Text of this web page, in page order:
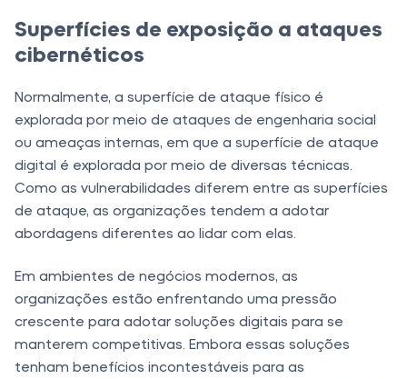
Superfícies de exposição a ataques
cibernéticos
Normalmente, a superfície de ataque físico é
explorada por meio de ataques de engenharia social
ou ameaças internas, em que a superfície de ataque
digital é explorada por meio de diversas técnicas.
Como as vulnerabilidades diferem entre as superfícies
de ataque, as organizações tendem a adotar
abordagens diferentes ao lidar com elas.
Em ambientes de negócios modernos, as
organizações estão enfrentando uma pressão
crescente para adotar soluções digitais para se
manterem competitivas. Embora essas soluções
tenham benefícios incontestáveis ​​para as